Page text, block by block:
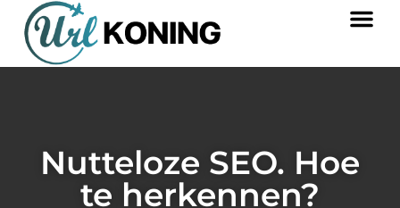
Nutteloze SEO. Hoe
te herkennen?